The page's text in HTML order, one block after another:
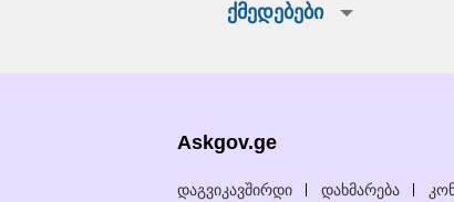
ქმედებები
Askgov.ge
დაგვიკავშირდი დახმარება